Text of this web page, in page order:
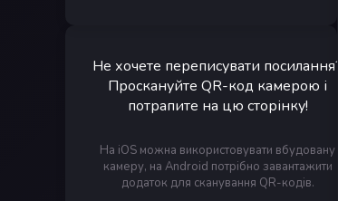
Не хочете переписувати посилання?
Проскануйте QR-код камерою і
потрапите на цю сторінку!
На iOS можна використовувати вбудовану
камеру, на Android потрібно завантажити
додаток для сканування QR-кодів.